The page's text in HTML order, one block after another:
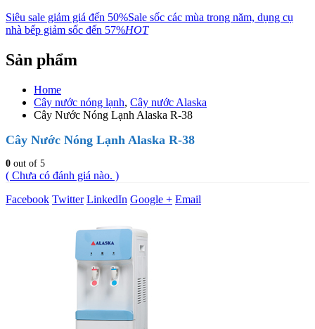
Siêu sale giảm giá đến 50%Sale sốc các mùa trong năm, dụng cụ
nhà bếp giảm sốc đến 57%HOT
Sản phẩm
Home
Cây nước nóng lạnh, Cây nước Alaska
Cây Nước Nóng Lạnh Alaska R-38
Cây Nước Nóng Lạnh Alaska R-38
0 out of 5
( Chưa có đánh giá nào. )
Facebook Twitter LinkedIn Google + Email